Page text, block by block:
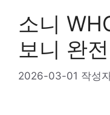
소니
보니 완
2026-03-01 작성